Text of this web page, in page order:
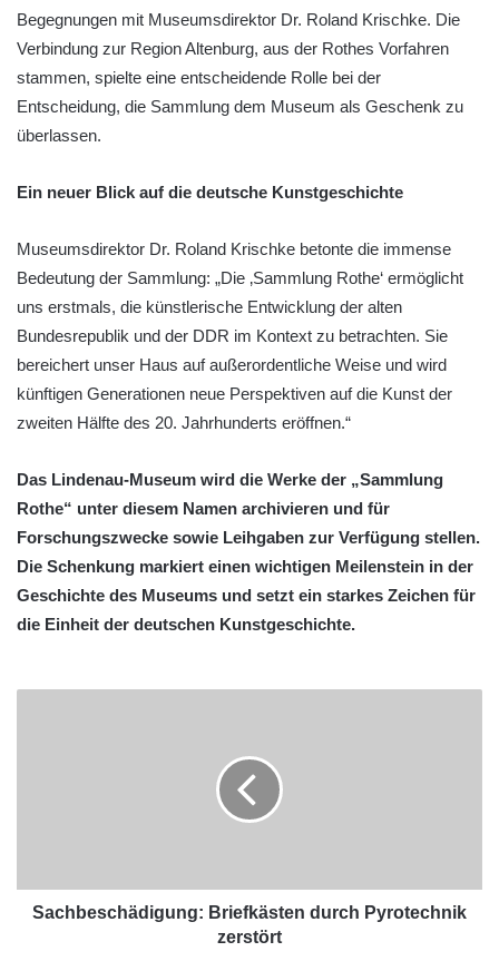
Begegnungen mit Museumsdirektor Dr. Roland Krischke. Die
Verbindung zur Region Altenburg, aus der Rothes Vorfahren
stammen, spielte eine entscheidende Rolle bei der
Entscheidung, die Sammlung dem Museum als Geschenk zu
überlassen.
Ein neuer Blick auf die deutsche Kunstgeschichte
Museumsdirektor Dr. Roland Krischke betonte die immense
Bedeutung der Sammlung: „Die ‚Sammlung Rothe‘ ermöglicht
uns erstmals, die künstlerische Entwicklung der alten
Bundesrepublik und der DDR im Kontext zu betrachten. Sie
bereichert unser Haus auf außerordentliche Weise und wird
künftigen Generationen neue Perspektiven auf die Kunst der
zweiten Hälfte des 20. Jahrhunderts eröffnen.“
Das Lindenau-Museum wird die Werke der „Sammlung
Rothe“ unter diesem Namen archivieren und für
Forschungszwecke sowie Leihgaben zur Verfügung stellen.
Die Schenkung markiert einen wichtigen Meilenstein in der
Geschichte des Museums und setzt ein starkes Zeichen für
die Einheit der deutschen Kunstgeschichte.
Sachbeschädigung: Briefkästen durch Pyrotechnik
zerstört